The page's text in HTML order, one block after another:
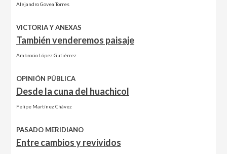
Alejandro Govea Torres
VICTORIA Y ANEXAS
También venderemos paisaje
Ambrocio López Gutiérrez
OPINIÓN PÚBLICA
Desde la cuna del huachicol
Felipe Martínez Chávez
PASADO MERIDIANO
Entre cambios y revividos